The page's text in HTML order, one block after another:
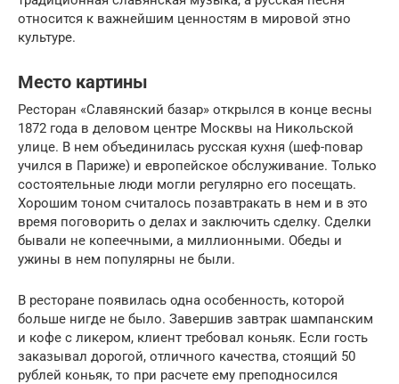
относится к важнейшим ценностям в мировой этно
культуре.
Место картины
Ресторан «Славянский базар» открылся в конце весны
1872 года в деловом центре Москвы на Никольской
улице. В нем объединилась русская кухня (шеф-повар
учился в Париже) и европейское обслуживание. Только
состоятельные люди могли регулярно его посещать.
Хорошим тоном считалось позавтракать в нем и в это
время поговорить о делах и заключить сделку. Сделки
бывали не копеечными, а миллионными. Обеды и
ужины в нем популярны не были.
В ресторане появилась одна особенность, которой
больше нигде не было. Завершив завтрак шампанским
и кофе с ликером, клиент требовал коньяк. Если гость
заказывал дорогой, отличного качества, стоящий 50
рублей коньяк, то при расчете ему преподносился